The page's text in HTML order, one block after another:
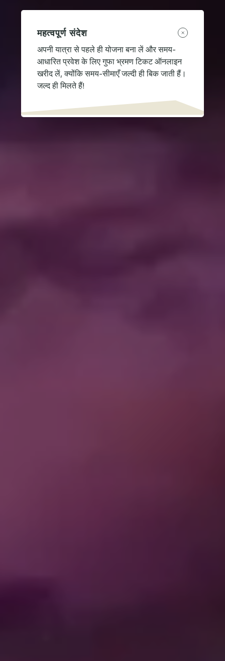
महत्वपूर्ण संदेश
अपनी यात्रा से पहले ही योजना बना लें और समय-
आधारित प्रवेश के लिए गुफा भ्रमण टिकट ऑनलाइन
खरीद लें, क्योंकि समय-सीमाएँ जल्दी ही बिक जाती हैं।
जल्द ही मिलते हैं!